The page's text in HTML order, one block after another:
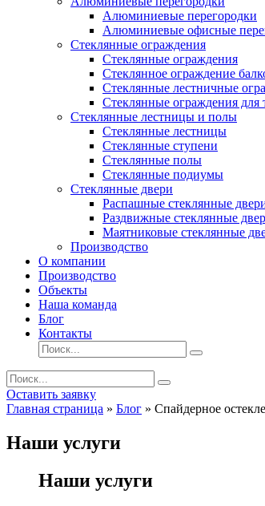
Алюминиевые перегородки
Алюминиевые офисные
Стеклянные ограждения
Стеклянные ограждения
Стеклянное ограждение
Стеклянные лестничные
Стеклянные ограждения для
Стеклянные лестницы и полы
Стеклянные лестницы
Стеклянные ступени
Стеклянные полы
Стеклянные подиумы
Стеклянные двери
Распашные стеклянные
Раздвижные стеклянные
Маятниковые стеклянные
Производство
О компании
Производство
Объекты
Наша команда
Блог
Контакты
Оставить заявку
Главная страница » Блог » Спайдерное
Наши услуги
Наши услуги